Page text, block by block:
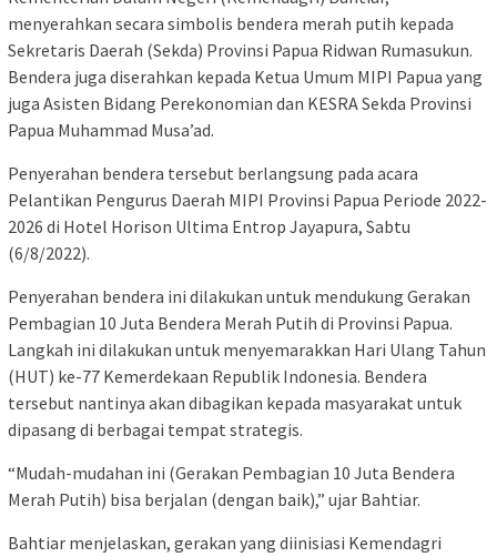
menyerahkan secara simbolis bendera merah putih kepada
Sekretaris Daerah (Sekda) Provinsi Papua Ridwan Rumasukun.
Bendera juga diserahkan kepada Ketua Umum MIPI Papua yang
juga Asisten Bidang Perekonomian dan KESRA Sekda Provinsi
Papua Muhammad Musa’ad.
Penyerahan bendera tersebut berlangsung pada acara
Pelantikan Pengurus Daerah MIPI Provinsi Papua Periode 2022-
2026 di Hotel Horison Ultima Entrop Jayapura, Sabtu
(6/8/2022).
Penyerahan bendera ini dilakukan untuk mendukung Gerakan
Pembagian 10 Juta Bendera Merah Putih di Provinsi Papua.
Langkah ini dilakukan untuk menyemarakkan Hari Ulang Tahun
(HUT) ke-77 Kemerdekaan Republik Indonesia. Bendera
tersebut nantinya akan dibagikan kepada masyarakat untuk
dipasang di berbagai tempat strategis.
“Mudah-mudahan ini (Gerakan Pembagian 10 Juta Bendera
Merah Putih) bisa berjalan (dengan baik),” ujar Bahtiar.
Bahtiar menjelaskan, gerakan yang diinisiasi Kemendagri